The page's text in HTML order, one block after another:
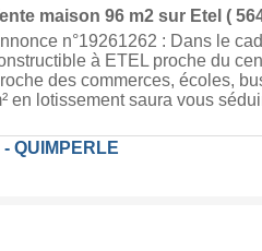
maison 96 m2 sur Etel (
n°19261262 : Dans le
à ETEL proche du
des commerces, écoles,
en lotissement saura vous
QUIMPERLE